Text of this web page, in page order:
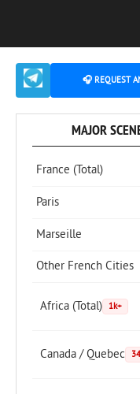
🎧 REQUEST
MAJOR
France (Total)
Paris
Marseille
Other French Cities
Africa (Total) 1k+
Canada / Quebec